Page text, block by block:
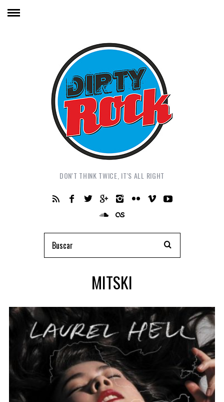
DON'T THINK TWICE, IT'S ALL RIGHT
MITSKI